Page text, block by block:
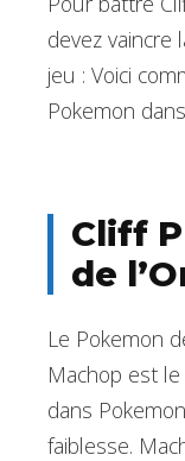
devez vaincre
jeu : Voici
Pokemon
Cliff
de
Le Pokemon
Machop est
dans
faiblesse.